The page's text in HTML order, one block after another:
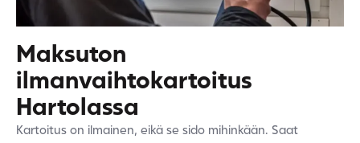
Maksuton
ilmanvaihtokartoitus
Hartolassa
Kartoitus on ilmainen, eikä se sido mihinkään. Saat